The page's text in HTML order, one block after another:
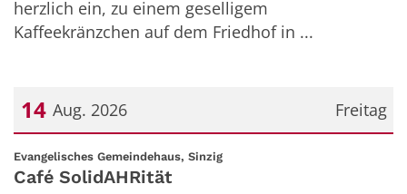
herzlich ein, zu einem geselligem
Kaffeekränzchen auf dem Friedhof in ...
Freitag
14 Aug. 2026
Datum: 14. August 2026
Evangelisches Gemeindehaus, Sinzig:
Café SolidAHRität